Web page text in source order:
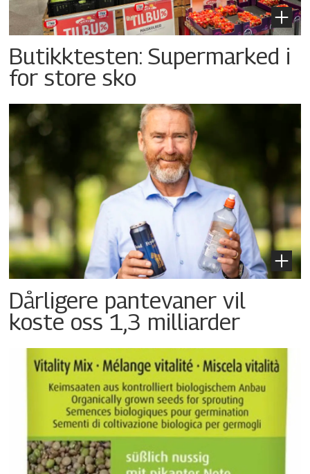
Butikktesten: Supermarked i
for store sko
Dårligere pantevaner vil
koste oss 1,3 milliarder